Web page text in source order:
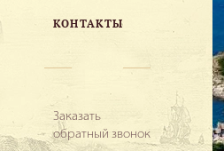
КОНТАКТЫ
Заказать
обратный звонок